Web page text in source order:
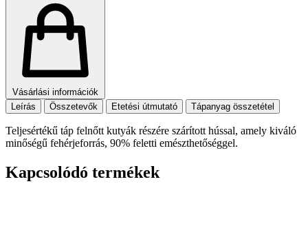
Vásárlási információk
Leírás
Összetevők Etetési útmutató Tápanyag összetétel
Teljesértékű táp felnőtt kutyák részére szárított hússal, amely kiváló
minőségű fehérjeforrás, 90% feletti emészthetőséggel.
Kapcsolódó termékek